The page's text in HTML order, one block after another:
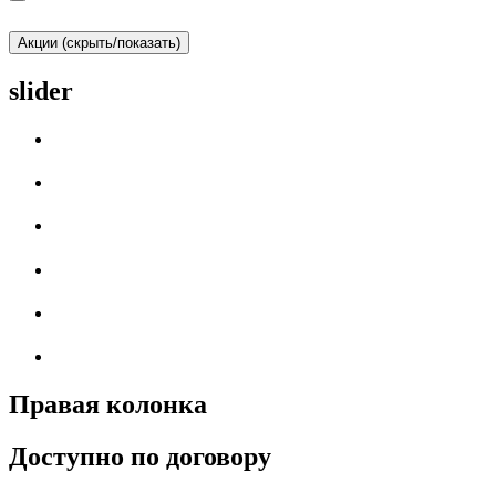
Акции (скрыть/показать)
slider
Правая колонка
Доступно по договору